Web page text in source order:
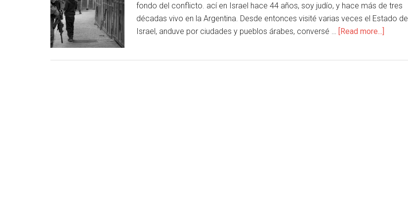
fondo del conflicto. ací en Israel hace 44 años, soy judío, y hace más de tres
décadas vivo en la Argentina. Desde entonces visité varias veces el Estado de
Israel, anduve por ciudades y pueblos árabes, conversé … [Read more...]